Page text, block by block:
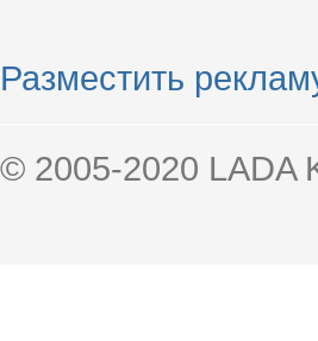
Разместить
© 2005-2020 LADA